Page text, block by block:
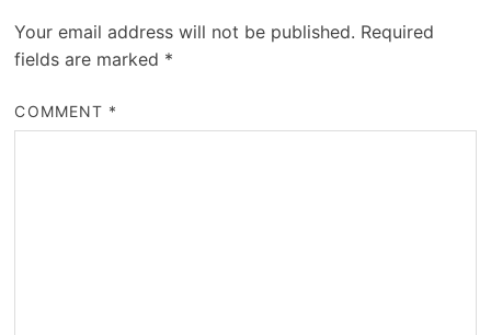
Your email address will not be published. Required
fields are marked *
COMMENT *